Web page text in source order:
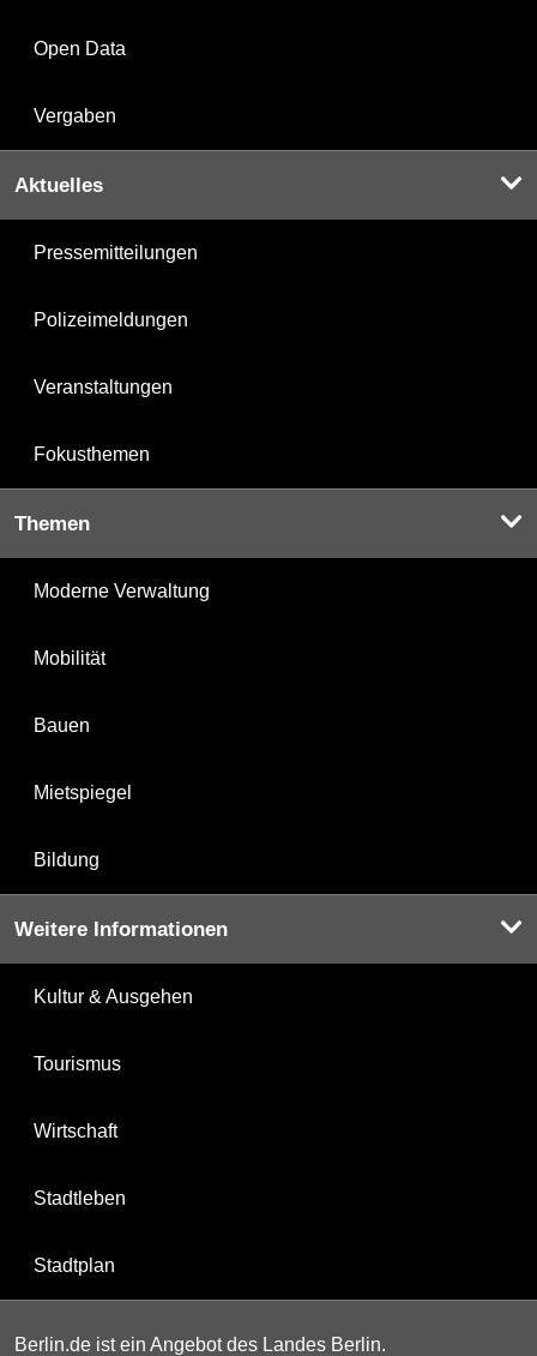
Open Data
Vergaben
Aktuelles
Pressemitteilungen
Polizeimeldungen
Veranstaltungen
Fokusthemen
Themen
Moderne Verwaltung
Mobilität
Bauen
Mietspiegel
Bildung
Weitere Informationen
Kultur & Ausgehen
Tourismus
Wirtschaft
Stadtleben
Stadtplan
Berlin.de ist ein Angebot des Landes Berlin.